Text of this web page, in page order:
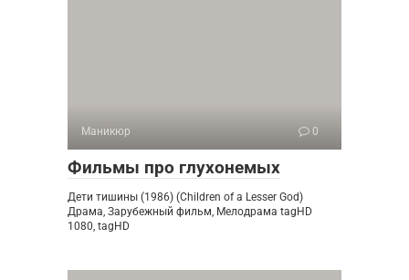
Маникюр 0
Фильмы про глухонемых
Дети тишины (1986) (Children of a Lesser God)
Драма, Зарубежный фильм, Мелодрама tagHD
1080, tagHD